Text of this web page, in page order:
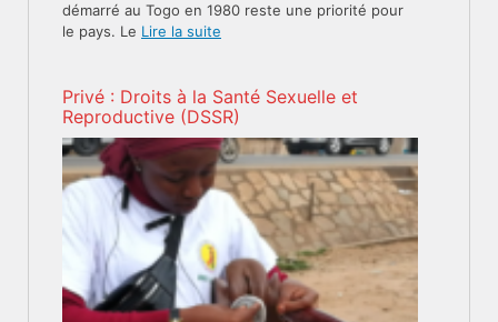
démarré au Togo en 1980 reste une priorité pour
le pays. Le Lire la suite
Privé : Droits à la Santé Sexuelle et
Reproductive (DSSR)